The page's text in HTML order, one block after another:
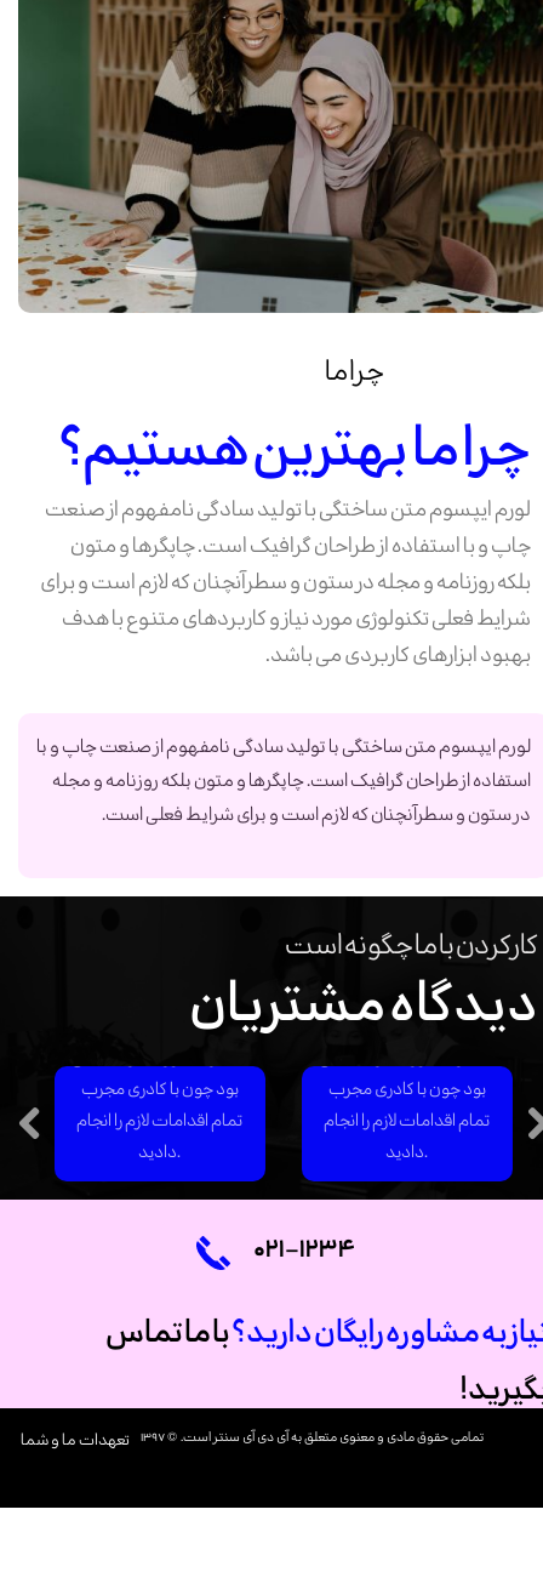
لورم ایپسوم متن ساختگی با تولید سادگی نامفهوم از صنعت چاپ و با
استفاده از طراحان گرافیک است. چاپگرها و متون بلکه روزنامه و مجله
در ستون و سطرآنچنان که لازم است و برای شرایط فعلی است.
چرا ما
چرا ما بهترین هستیم؟
لورم ایپسوم متن ساختگی با تولید سادگی نامفهوم از صنعت
چاپ و با استفاده از طراحان گرافیک است. چاپگرها و متون
بلکه روزنامه و مجله در ستون و سطرآنچنان که لازم است و برای
شرایط فعلی تکنولوژی مورد نیاز و کاربردهای متنوع با هدف
بهبود ابزارهای کاربردی می باشد.
دیدگاه مشتریان
کارکردن با ما چگونه است
:میلاد گفت
کارکردن با شما یکی از
بود چون با کادری مجرب
تمام اقدامات لازم را انجام
دادید.
:علی گفت
کارکردن با شما یکی از
بود چون با کادری مجرب
تمام اقدامات لازم را انجام
دادید.
به مشاوره رایگان دارید؟با ما تماس
۰۲۱-۱۲۳۴
تعهدات ما و شما تمامی حقوق مادی و معنوی متعلق به آی دی آی سنتر است. © ۱۳۹۷​​​​​​​